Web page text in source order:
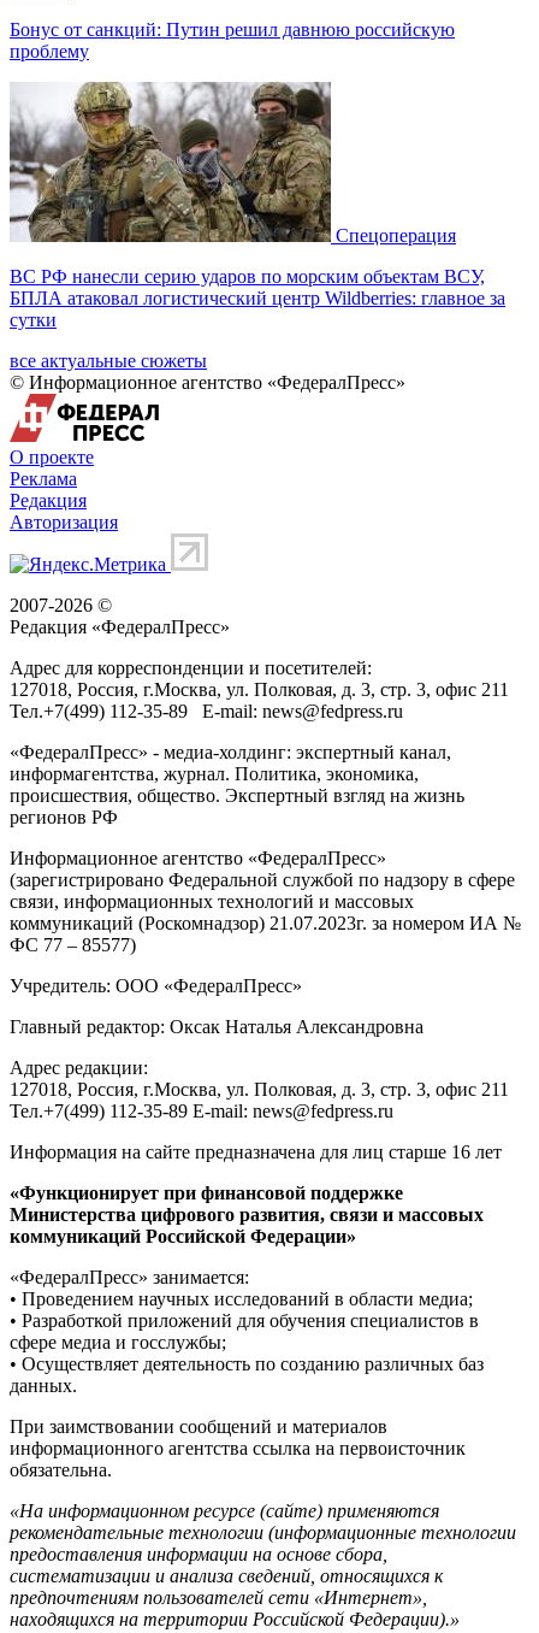
Бонус от санкций: Путин решил давнюю российскую
проблему
Спецоперация
ВС РФ нанесли серию ударов по морским объектам ВСУ,
БПЛА атаковал логистический центр Wildberries: главное за
сутки
все актуальные сюжеты
© Информационное агентство «ФедералПресс»
О проекте
Реклама
Редакция
Авторизация
2007-2026 ©
Редакция «ФедералПресс»
Адрес для корреспонденции и посетителей:
127018, Россия, г.Москва, ул. Полковая, д. 3, стр. 3, офис 211
Тел.+7(499) 112-35-89 E-mail: news@fedpress.ru
«ФедералПресс» - медиа-холдинг: экспертный канал,
информагентства, журнал. Политика, экономика,
происшествия, общество. Экспертный взгляд на жизнь
регионов РФ
Информационное агентство «ФедералПресс»
(зарегистрировано Федеральной службой по надзору в сфере
связи, информационных технологий и массовых
коммуникаций (Роскомнадзор) 21.07.2023г. за номером ИА №
ФС 77 – 85577)
Учредитель: ООО «ФедералПресс»
Главный редактор: Оксак Наталья Александровна
Адрес редакции:
127018, Россия, г.Москва, ул. Полковая, д. 3, стр. 3, офис 211
Тел.+7(499) 112-35-89 E-mail: news@fedpress.ru
Информация на сайте предназначена для лиц старше 16 лет
«Функционирует при финансовой поддержке
Министерства цифрового развития, связи и массовых
коммуникаций Российской Федерации»
«ФедералПресс» занимается:
• Проведением научных исследований в области медиа;
• Разработкой приложений для обучения специалистов в
сфере медиа и госслужбы;
• Осуществляет деятельность по созданию различных баз
данных.
При заимствовании сообщений и материалов
информационного агентства ссылка на первоисточник
обязательна.
«На информационном ресурсе (сайте) применяются
рекомендательные технологии (информационные технологии
предоставления информации на основе сбора,
систематизации и анализа сведений, относящихся к
предпочтениям пользователей сети «Интернет»,
находящихся на территории Российской Федерации).»